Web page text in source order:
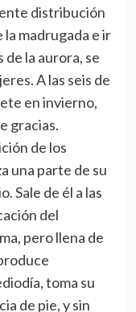
distribución
madrugada e ir
de la aurora, se
A las seis de
en invierno,
gracias.
de los
una parte de su
Sale de él a las
del
pero llena de
toma su
de pie, y sin